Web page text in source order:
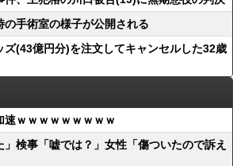
の手術室の様子が公開される
ズ(43億円分)を注文してキャンセルした32歳
速ｗｗｗｗｗｗｗｗｗ
検事「嘘では？」女性「傷ついたので訴え